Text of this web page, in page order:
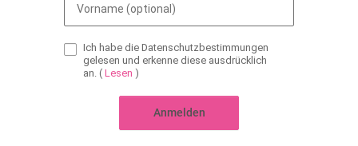
Ich habe die Datenschutzbestimmungen
gelesen und erkenne diese ausdrücklich
an. ( Lesen )
Anmelden